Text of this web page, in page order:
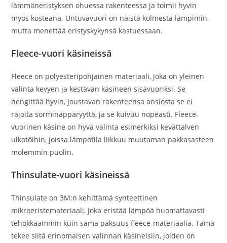
lämmöneristyksen ohuessa rakenteessa ja toimii hyvin
myös kosteana. Untuvavuori on näistä kolmesta lämpimin,
mutta menettää eristyskykynsä kastuessaan.
Fleece-vuori käsineissä
Fleece on polyesteripohjainen materiaali, joka on yleinen
valinta kevyen ja kestävän käsineen sisävuoriksi. Se
hengittää hyvin, joustavan rakenteensa ansiosta se ei
rajoita sorminäppäryyttä, ja se kuivuu nopeasti. Fleece-
vuorinen käsine on hyvä valinta esimerkiksi kevättalven
ulkotöihin, joissa lämpötila liikkuu muutaman pakkasasteen
molemmin puolin.
Thinsulate-vuori käsineissä
Thinsulate on 3M:n kehittämä synteettinen
mikroeristemateriaali, joka eristää lämpöä huomattavasti
tehokkaammin kuin sama paksuus fleece-materiaalia. Tämä
tekee siitä erinomaisen valinnan käsineisiin, joiden on